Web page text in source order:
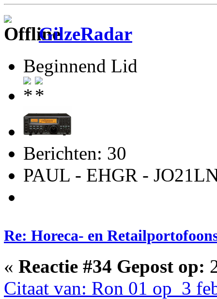
GilzeRadar
Beginnend Lid
Berichten: 30
PAUL - EHGR -
Re: Horeca- en
« Reactie #34 Gepost op:
Citaat van: Ron 01 op 3